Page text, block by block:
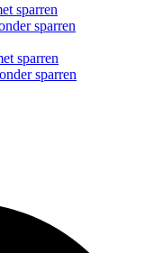
sparren
sparren
sparren
sparren